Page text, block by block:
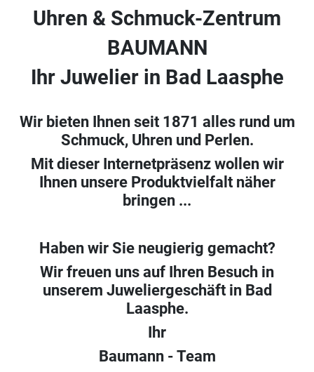
Uhren & Schmuck-Zentrum
BAUMANN
Ihr Juwelier in Bad Laasphe
Wir bieten Ihnen seit 1871 alles rund um
Schmuck, Uhren und Perlen.
Mit dieser Internetpräsenz wollen wir
Ihnen unsere Produktvielfalt näher
bringen ...
Haben wir Sie neugierig gemacht?
Wir freuen uns auf Ihren Besuch in
unserem Juweliergeschäft in Bad
Laasphe.
Ihr
Baumann - Team